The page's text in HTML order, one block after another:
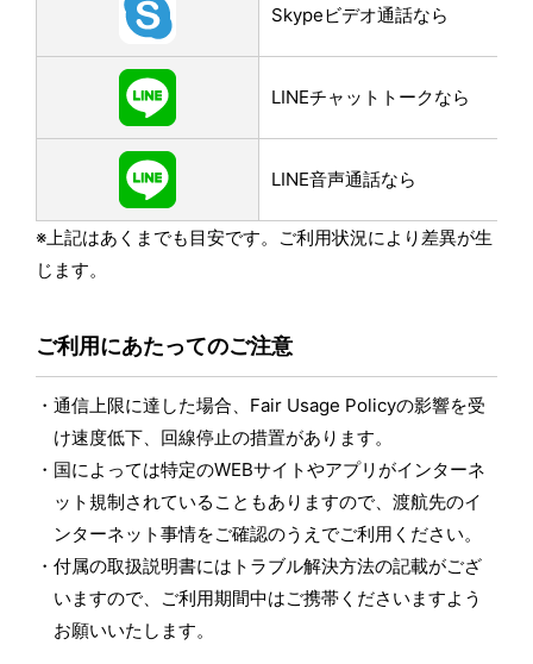
Skypeビデオ通話なら
LINEチャットトークなら
LINE音声通話なら
※上記はあくまでも目安です。ご利用状況により差異が生
じます。
ご利用にあたってのご注意
通信上限に達した場合、Fair Usage Policyの影響を受
け速度低下、回線停止の措置があります。
国によっては特定のWEBサイトやアプリがインターネ
ット規制されていることもありますので、渡航先のイ
ンターネット事情をご確認のうえでご利用ください。
付属の取扱説明書にはトラブル解決方法の記載がござ
いますので、ご利用期間中はご携帯くださいますよう
お願いいたします。